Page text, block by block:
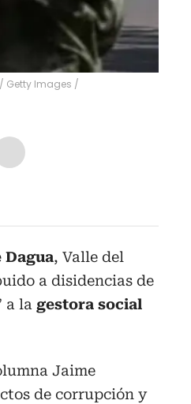
Getty Images /
, Valle del
a disidencias de
a la gestora social
Jaime
de corrupción y